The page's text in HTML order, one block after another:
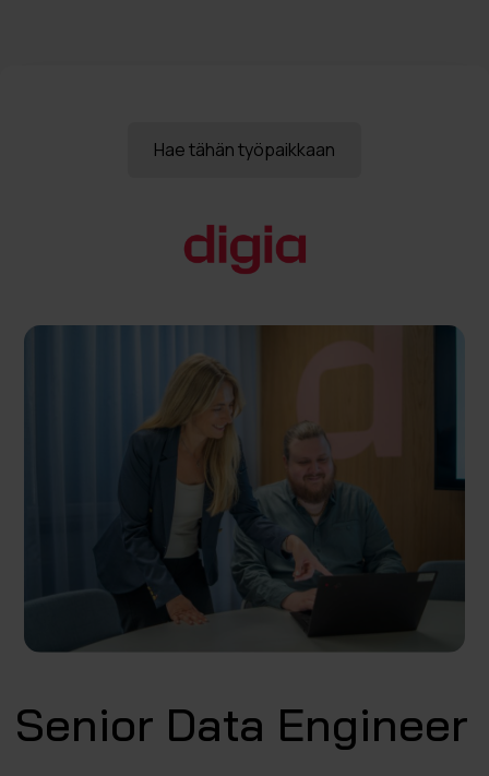
Hae tähän työpaikkaan
Senior Data Engineer